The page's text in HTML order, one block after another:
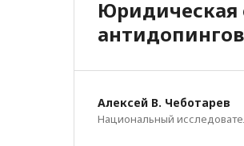
Юридическая
Алексей В. Чеботарев
Национальный